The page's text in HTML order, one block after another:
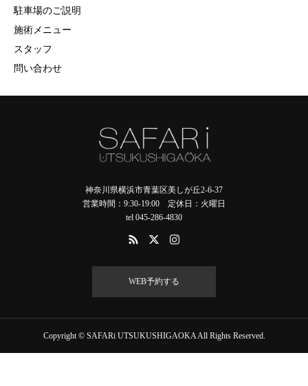
駐車場のご説明
施術メニュー
スタッフ
問い合わせ
神奈川県横浜市青葉区美しが丘2-6-37
営業時間：9:30-19:00 定休日：火曜日
tel 045-286-4830
WEB予約する
Copyright © SAFARi UTSUKUSHIGAOKA All Rights Reserved.